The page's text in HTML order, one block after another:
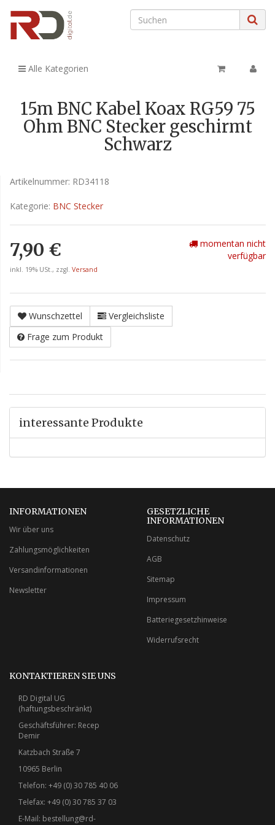
Alle Kategorien
15m BNC Kabel Koax RG59 75
Ohm BNC Stecker geschirmt
Schwarz
Artikelnummer: RD34118
Kategorie: BNC Stecker
7,90 €
inkl. 19% USt., zzgl. Versand
momentan nicht
verfügbar
Wunschzettel
Vergleichsliste
Frage zum Produkt
interessante Produkte
INFORMATIONEN
Wir über uns
Zahlungsmöglichkeiten
Versandinformationen
Newsletter
GESETZLICHE
INFORMATIONEN
Datenschutz
AGB
Sitemap
Impressum
Batteriegesetzhinweise
Widerrufsrecht
KONTAKTIEREN SIE UNS
RD Digital UG
(haftungsbeschränkt)
Geschäftsführer: Recep
Demir
Katzbach Straße 7
10965 Berlin
Telefon: +49 (0) 30 785 40 06
Telefax: +49 (0) 30 785 37 03
E-Mail: bestellung@rd-